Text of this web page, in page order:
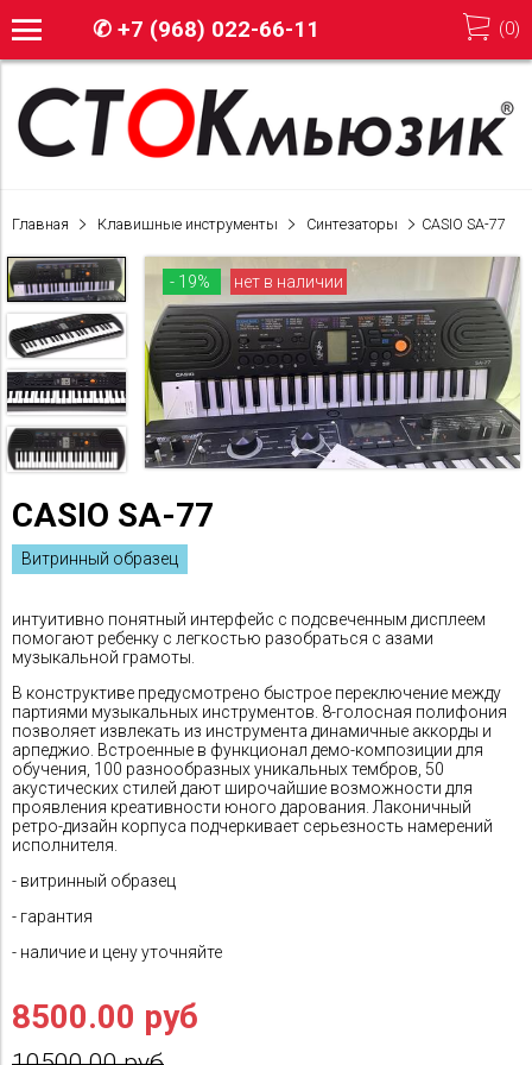
✆ +7 (968) 022-66-11 (0)
Главная Клавишные инструменты Синтезаторы CASIO SA-77
- 19% нет в наличии
CASIO SA-77
Витринный образец
интуитивно понятный интерфейс с подсвеченным дисплеем
помогают ребенку с легкостью разобраться с азами
музыкальной грамоты.
В конструктиве предусмотрено быстрое переключение между
партиями музыкальных инструментов. 8-голосная полифония
позволяет извлекать из инструмента динамичные аккорды и
арпеджио. Встроенные в функционал демо-композиции для
обучения, 100 разнообразных уникальных тембров, 50
акустических стилей дают широчайшие возможности для
проявления креативности юного дарования. Лаконичный
ретро-дизайн корпуса подчеркивает серьезность намерений
исполнителя.
- витринный образец
- гарантия
- наличие и цену уточняйте
8500.00 руб